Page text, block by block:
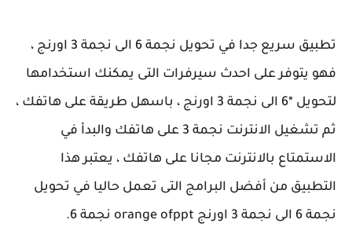
تطبيق سريع جدا في تحويل نجمة 6 الى نجمة 3 اورنج ،
فهو يتوفر على احدث سيرفرات التى يمكنك استخدامها
لتحويل *6 الى نجمة 3 اورنج ، باسهل طريقة على هاتفك ،
ثم تشغيل الانترنت نجمة 3 على هاتفك والبدأ في
الاستمتاع بالانترنت مجانا على هاتفك ، يعتبر هذا
التطبيق من أفضل البرامج التى تعمل حاليا في تحويل
نجمة 6 الى نجمة 3 اورنج orange ofppt نجمة 6.